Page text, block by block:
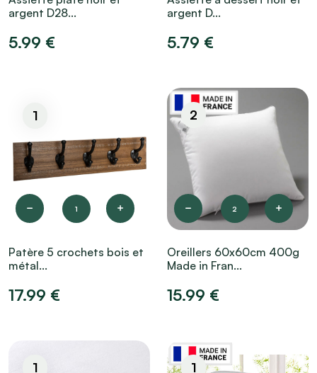
argent D28...
5.99 €
argent D...
5.79 €
1
1
Patère 5 crochets bois et
métal...
17.99 €
2
2
Oreillers 60x60cm 400g
Made in Fran...
15.99 €
1 1